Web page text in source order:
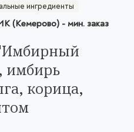
ингредиенты
(Кемерово) - мин. заказ
имбирь
корица,